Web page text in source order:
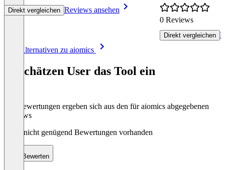
Direkt vergleichen Reviews ansehen
0 Reviews
Direkt vergleichen
Alle Alternativen zu aiomics
So schätzen User das Tool ein
Die Bewertungen ergeben sich aus den für aiomics abgegebenen
Reviews
Noch nicht genügend Bewertungen vorhanden
Bewerten